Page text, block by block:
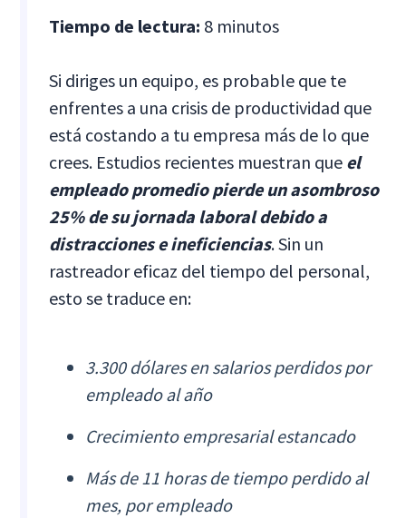
Tiempo de lectura: 8 minutos
Si diriges un equipo, es probable que te
enfrentes a una crisis de productividad que
está costando a tu empresa más de lo que
crees. Estudios recientes muestran que el
empleado promedio pierde un asombroso
25% de su jornada laboral debido a
distracciones e ineficiencias. Sin un
rastreador eficaz del tiempo del personal,
esto se traduce en:
3.300 dólares en salarios perdidos por
empleado al año
Crecimiento empresarial estancado
Más de 11 horas de tiempo perdido al
mes, por empleado